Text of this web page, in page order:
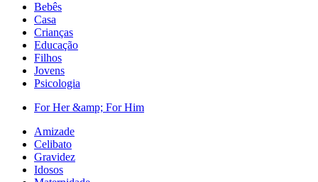
Bebês
Casa
Crianças
Educação
Filhos
Jovens
Psicologia
For Her &amp; For Him
Amizade
Celibato
Gravidez
Idosos